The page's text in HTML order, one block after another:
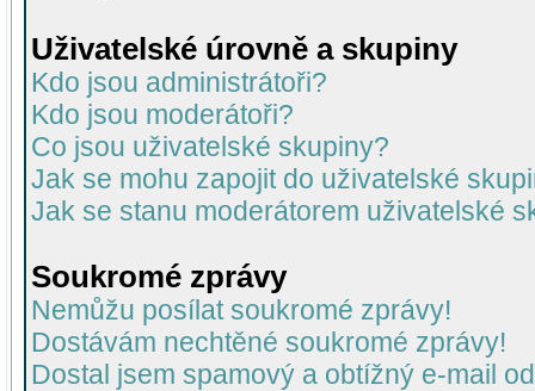
Uživatelské úrovně a skupiny
Kdo jsou administrátoři?
Kdo jsou moderátoři?
Co jsou uživatelské skupiny?
Jak se mohu zapojit do uživatelské
Jak se stanu moderátorem uživatelské
Soukromé zprávy
Nemůžu posílat soukromé zprávy!
Dostávám nechtěné soukromé zprávy!
Dostal jsem spamový a obtížný e-mail